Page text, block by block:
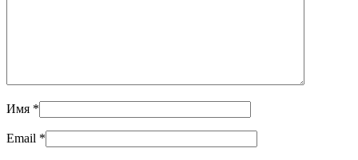
Имя *
Email *